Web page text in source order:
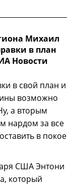
Михаил
в план
Новости
в свой план и
возможно
а вторым
нардом за все
в покое
США Энтони
который